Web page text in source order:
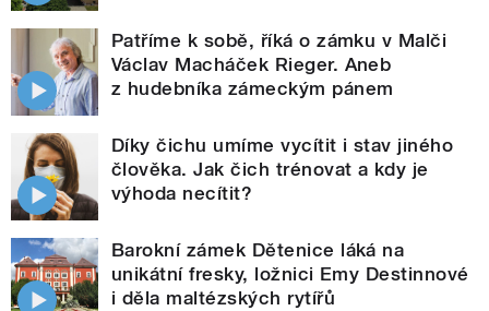
Patříme k sobě, říká o zámku v Malči
Václav Macháček Rieger. Aneb
z hudebníka zámeckým pánem
Díky čichu umíme vycítit i stav jiného
člověka. Jak čich trénovat a kdy je
výhoda necítit?
Barokní zámek Dětenice láká na
unikátní fresky, ložnici Emy Destinnové
i děla maltézských rytířů